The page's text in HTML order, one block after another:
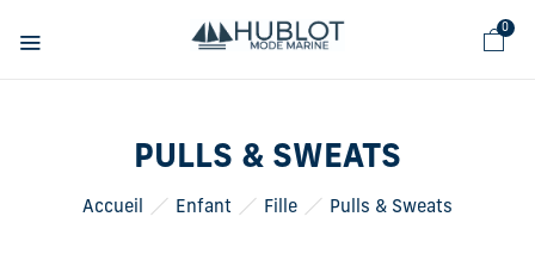
0
PULLS & SWEATS
Accueil Enfant Fille Pulls & Sweats
Panneau de gestion des cookies